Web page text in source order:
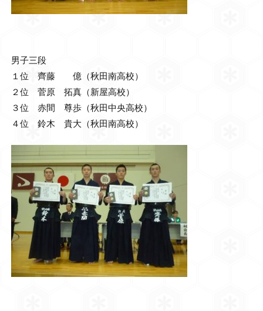
男子三段
１位 齊藤 億（秋田南高校）
２位 菅原 拓真（新屋高校）
３位 赤間 尊歩（秋田中央高校）
４位 鈴木 貴大（秋田南高校）